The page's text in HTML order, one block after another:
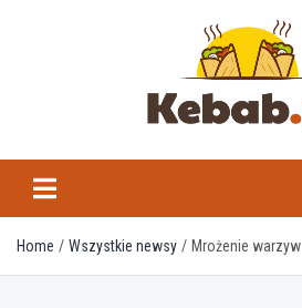
kebab.pl
Home Wszystkie newsy Mrożenie warzyw